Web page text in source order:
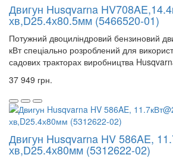
Двигун Husqvarna
хв,D25.4х80.5мм (5466520-01)
Потужний двоциліндровий бензиновий
кВт спеціально розроблений для
садових тракторах виробництва
37 949 грн.
Двигун Husqvarna HV 586AE,
хв,D25.4х80мм (5312622-02)